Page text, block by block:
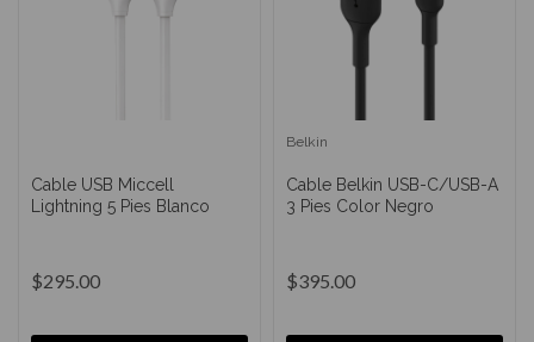
Cable USB Miccell
Lightning 5 Pies Blanco
$295.00
Belkin
Cable Belkin USB-C/USB-A
3 Pies Color Negro
$395.00